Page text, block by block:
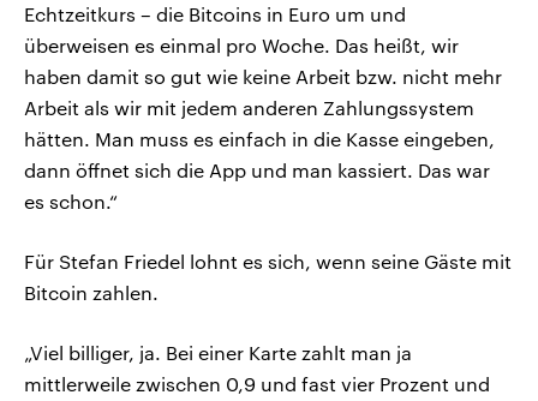
Echtzeitkurs – die Bitcoins in Euro um und
überweisen es einmal pro Woche. Das heißt, wir
haben damit so gut wie keine Arbeit bzw. nicht mehr
Arbeit als wir mit jedem anderen Zahlungssystem
hätten. Man muss es einfach in die Kasse eingeben,
dann öffnet sich die App und man kassiert. Das war
es schon.“
Für Stefan Friedel lohnt es sich, wenn seine Gäste mit
Bitcoin zahlen.
„Viel billiger, ja. Bei einer Karte zahlt man ja
mittlerweile zwischen 0,9 und fast vier Prozent und